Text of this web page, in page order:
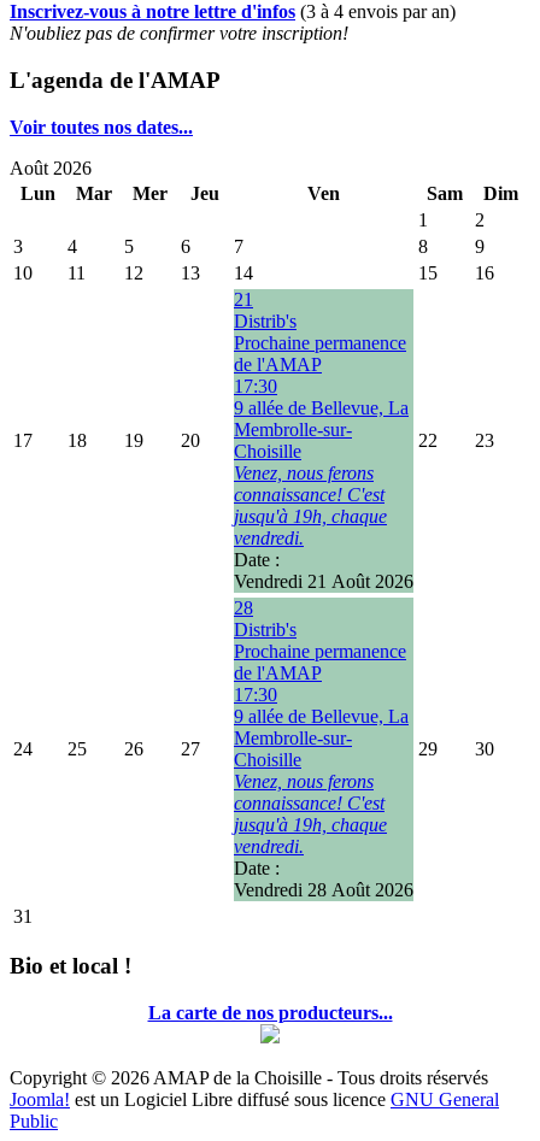
Inscrivez-vous à notre lettre d'infos (3 à 4 envois par an)
N'oubliez pas de confirmer votre inscription!
L'agenda de l'AMAP
Voir toutes nos dates...
Août 2026
Lun
Mar Mer Jeu Ven Sam
Dim
1
2
3
4 5 6 7 8
9
10
11 12 13 14 15 16
17 18 19 20
21
Distrib's
Prochaine permanence
de l'AMAP
17:30
9 allée de Bellevue, La
Membrolle-sur-
Choisille
Venez, nous ferons
connaissance! C'est
jusqu'à 19h, chaque
vendredi.
Date :
Vendredi 21 Août 2026
22 23
24 25 26 27
28
Distrib's
Prochaine permanence
de l'AMAP
17:30
9 allée de Bellevue, La
Membrolle-sur-
Choisille
Venez, nous ferons
connaissance! C'est
jusqu'à 19h, chaque
vendredi.
Date :
Vendredi 28 Août 2026
29 30
31
Bio et local !
La carte de nos producteurs...
Copyright © 2026 AMAP de la Choisille - Tous droits réservés
Joomla! est un Logiciel Libre diffusé sous licence GNU General
Public